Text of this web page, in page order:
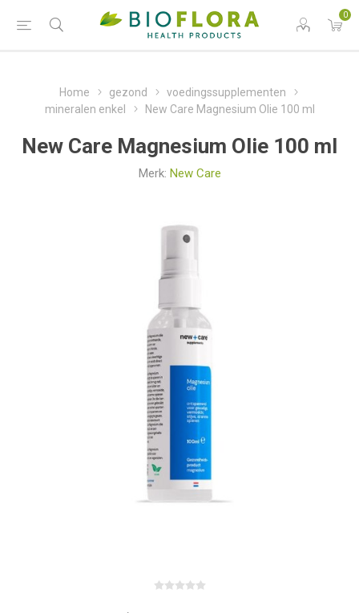
0
Home gezond
voedingssupplementen
mineralen enkel
New Care Magnesium Olie 100 ml
New Care Magnesium Olie 100 ml
Merk: New Care